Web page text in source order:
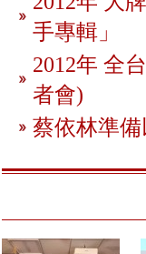
手專輯」
2012年 全
者會)
蔡依林準